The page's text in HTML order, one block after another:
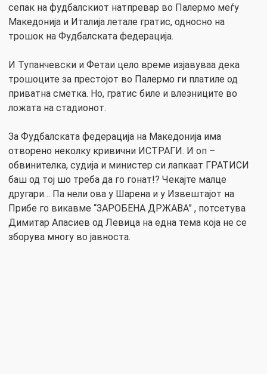
сепак на фудбалскиот натпревар во Палермо меѓу
Македонија и Италија летале гратис, односно на
трошок на Фудбалската федерација.
И Тупанчевски и Фетаи цело време изјавуваа дека
трошоците за престојот во Палермо ги платиле од
приватна сметка. Но, гратис биле и влезниците во
ложата на стадионот.
За Фудбалската федерација на Македонија има
отворено неколку кривични ИСТРАГИ. И оп –
обвинителка, судија и министер си лапкаат ГРАТИСИ
баш од тој шо треба да го гонат!? Чекајте малце
другари… Па нели ова у Шарена и у Извештајот на
Прибе го викавме “ЗАРОБЕНА ДРЖАВА” , потсетува
Димитар Апасиев од Левица на една тема која не се
зборува многу во јавноста.